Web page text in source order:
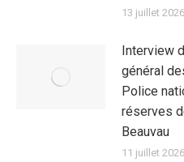
13 juillet 2026
Interview
général
Police
réserves
Beauvau
11 juillet 2026